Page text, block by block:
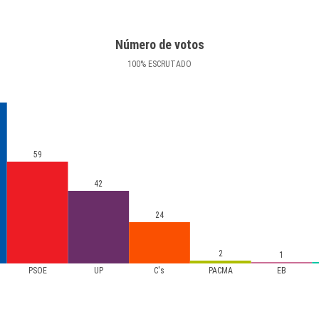
Número de votos
100% ESCRUTADO
PSOE UP C's PACMA EB
59
42
24
2 1